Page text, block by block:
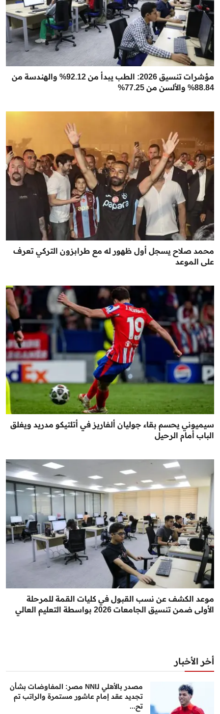
مؤشرات تنسيق 2026: الطب يبدأ من 92.12% والهندسة من
88.84% والألسن من 77.25%
محمد صلاح يسجل أول ظهور له مع طرابزون التركي تعرف
على الموعد
سيميوني يحسم بقاء جوليان ألفاريز في أتلتيكو مدريد ويغلق
الباب أمام الرحيل
موعد الكشف عن نسب القبول في كليات القمة للمرحلة
الأولى ضمن تنسيق الجامعات 2026 بواسطة التعليم العالي
أخر الأخبار
مصدر بالأهلي لـNNI مصر: المفاوضات بشأن
تجديد عقد إمام عاشور مستمرة والراتب تم
تح...